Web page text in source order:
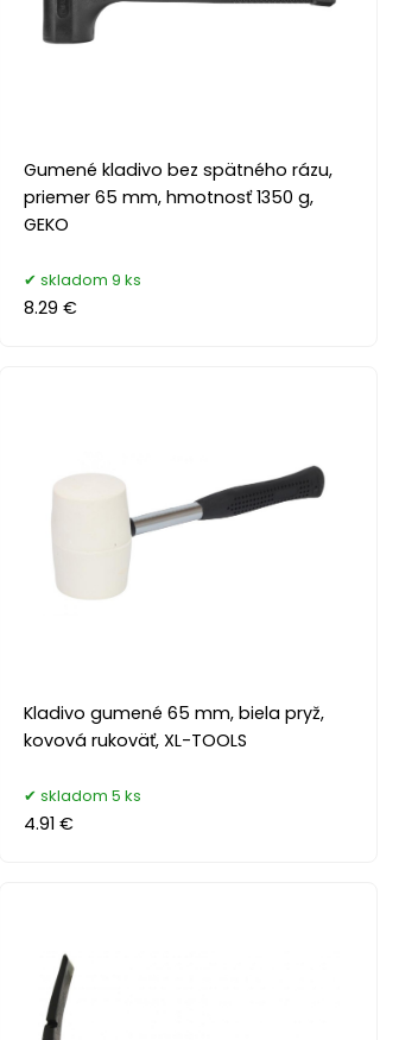
Gumené kladivo bez spätného rázu,
priemer 65 mm, hmotnosť 1350 g,
GEKO
skladom 9 ks
8.29 €
Kladivo gumené 65 mm, biela pryž,
kovová rukoväť, XL-TOOLS
skladom 5 ks
4.91 €